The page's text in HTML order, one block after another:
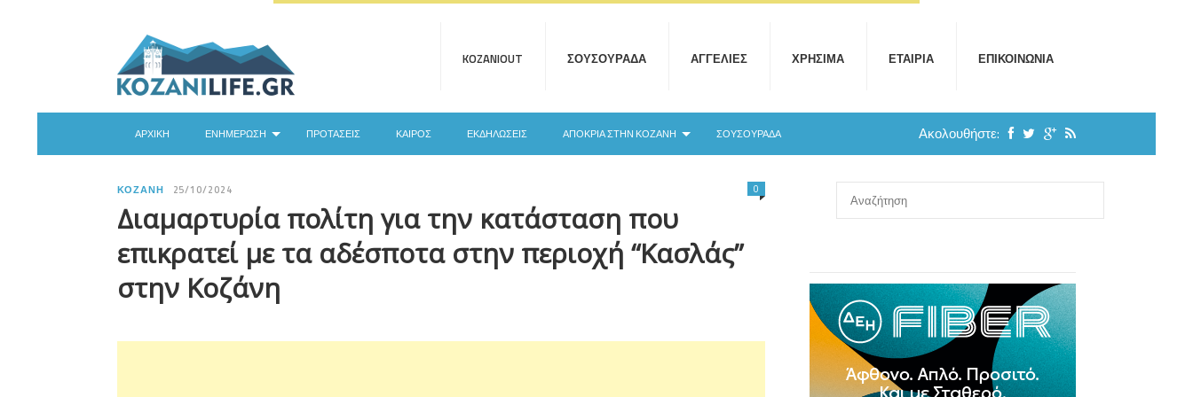
KOZANIOUT ΣΟΥΣΟΥΡΆΔΑ ΑΓΓΕΛΊΕΣ ΧΡΉΣΙΜΑ ΕΤΑΙΡΊΑ ΕΠΙΚΟΙΝΩΝΊΑ
ΑΡΧΙΚΉ ΕΝΗΜΈΡΩΣΗ ΠΡΟΤΆΣΕΙΣ ΚΑΙΡΌΣ ΕΚΔΗΛΏΣΕΙΣ ΑΠΟΚΡΙΆ ΣΤΗΝ ΚΟΖΆΝΗ ΣΟΥΣΟΥΡΆΔΑ Ακολουθήστε:
ΚΟΖΆΝΗ 25/10/2024
Διαμαρτυρία πολίτη για την κατάσταση που
επικρατεί με τα αδέσποτα στην περιοχή “Κασλάς”
στην Κοζάνη
0